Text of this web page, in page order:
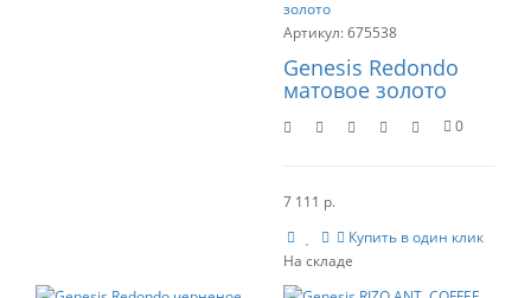
675538
Genesis Redondo
матовое золото
0
7 111 р.
Купить в один клик